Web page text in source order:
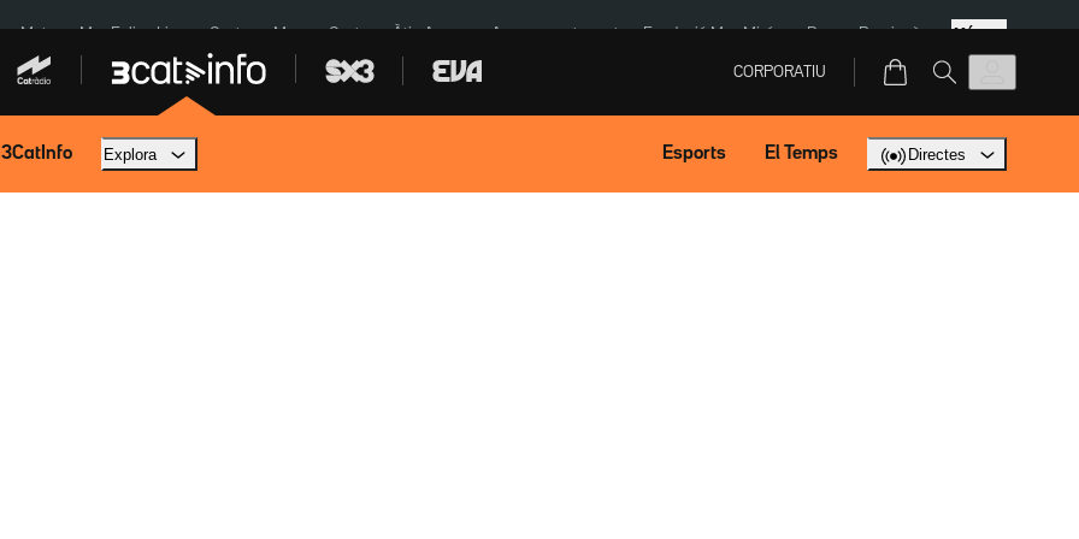
a Meta Mor Felipe Lipe Ceuta Menors Ceuta Àtic Ayuso Aparcament agost Fundació Mas Miró eBay Perpinyà Més
CORPORATIU
3CatInfo Explora Esports El Temps Directes